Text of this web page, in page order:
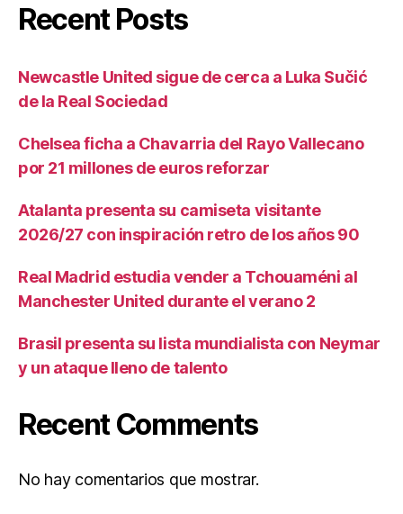
Recent Posts
Newcastle United sigue de cerca a Luka Sučić
de la Real Sociedad
Chelsea ficha a Chavarria del Rayo Vallecano
por 21 millones de euros reforzar
Atalanta presenta su camiseta visitante
2026/27 con inspiración retro de los años 90
Real Madrid estudia vender a Tchouaméni al
Manchester United durante el verano 2
Brasil presenta su lista mundialista con Neymar
y un ataque lleno de talento
Recent Comments
No hay comentarios que mostrar.